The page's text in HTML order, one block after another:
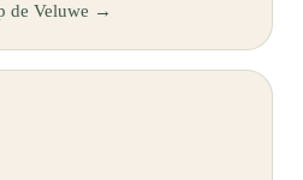
de Veluwe →